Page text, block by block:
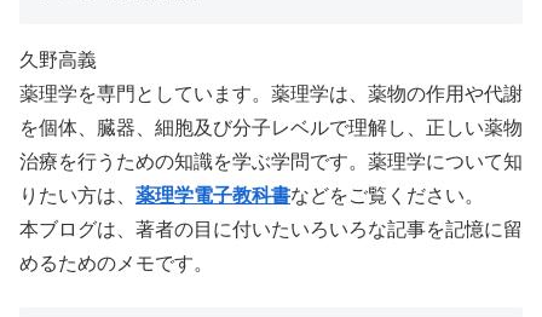
久野高義
薬理学を専門としています。薬理学は、薬物の作用や代謝
を個体、臓器、細胞及び分子レベルで理解し、正しい薬物
治療を行うための知識を学ぶ学問です。薬理学について知
りたい方は、 薬理学電子教科書などをご覧ください。
本ブログは、著者の目に付いたいろいろな記事を記憶に留
めるためのメモです。